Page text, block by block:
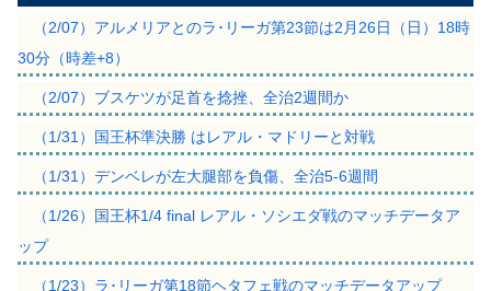
（2/07）アルメリアとのラ･リーガ第23節は2月26日（日）18時
30分（時差+8）
（2/07）ブスケツが足首を捻挫、全治2週間か
（1/31）国王杯準決勝 はレアル・マドリーと対戦
（1/31）デンベレが左大腿部を負傷、全治5-6週間
（1/26）国王杯1/4 final レアル・ソシエダ戦のマッチデータア
ップ
（1/23）ラ･リーガ第18節ヘタフェ戦のマッチデータアップ